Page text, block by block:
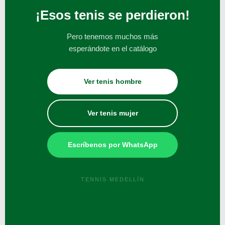
¡Esos tenis se perdieron!
Pero tenemos muchos más
esperándote en el catálogo
Ver tenis hombre
Ver tenis mujer
Escríbenos por WhatsApp
TENNIS MEDELLÍN